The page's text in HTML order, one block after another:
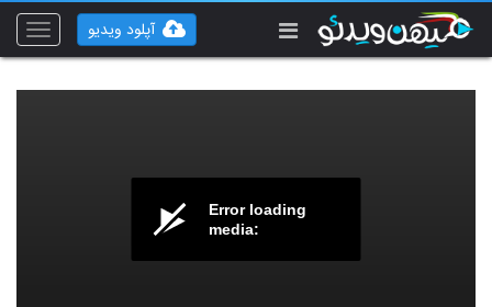
Toggle
آپلود ویدیو
Error loading
media: